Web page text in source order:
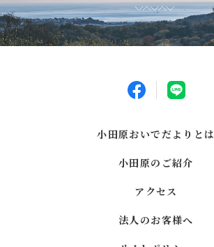
小田原おいでだよりとは
小田原のご紹介
アクセス
法人のお客様へ